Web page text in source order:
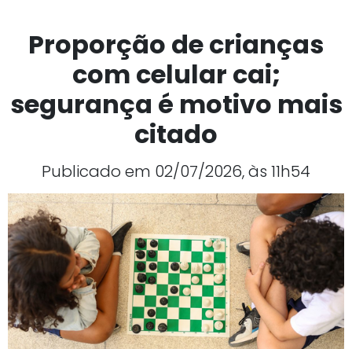
Proporção de crianças
com celular cai;
segurança é motivo mais
citado
Publicado em 02/07/2026, às 11h54